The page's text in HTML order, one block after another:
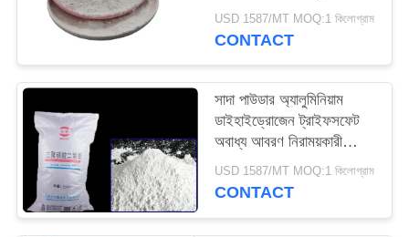
ম্যাপ
PRIVACY
POLICY
USD 1587/MT MOQ:1 কিলোগ্রাম
CONTACT
সাদা পাউডার অ্যালুমিনিয়াম
ডাইহাইড্রোজেন ট্রাইফসফেট
অবাধ্য আবরণ নিরাময়কারী
এজেন্ট 13530-50-2
USD 1587/MT MOQ:1 কিলোগ্রাম
CONTACT